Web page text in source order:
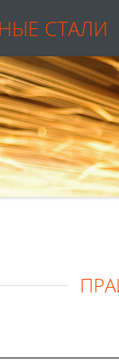
СТАЛИ